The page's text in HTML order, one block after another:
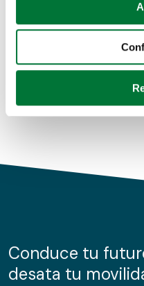
Si lo permite, también
Recopilar
Identificar su
para buscar
Obtenga más
de cookies.
información sobre el uso
nuestros partners de
Coches de km0
Conduce tu
desata tu